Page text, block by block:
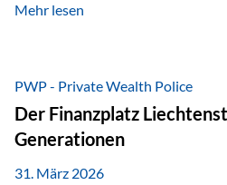
sogenannte Sondermasse. Das
Vermögen der
heißt das:Diese Gelder gehören
allgemeinen Konkursmasse,
zur Erfüllung…
Mehr lesen
PWP - Private Wealth Police
Der Finanzplatz
Generationen
31. März 2026